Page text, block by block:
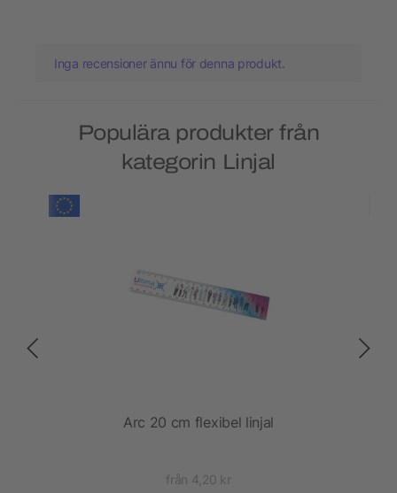
Inga recensioner ännu för denna produkt.
Populära produkter från
kategorin Linjal
Arc 20 cm flexibel linjal
från 4,20 kr